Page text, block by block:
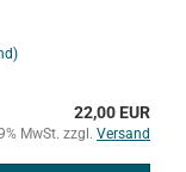
22,00 EUR
MwSt. zzgl. Versand